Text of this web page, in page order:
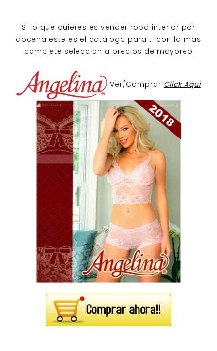
Si lo que quieres es vender ropa interior por
docena este es el catalogo para ti con la mas
complete seleccion a precios de mayoreo
Ver/Comprar Click Aqui